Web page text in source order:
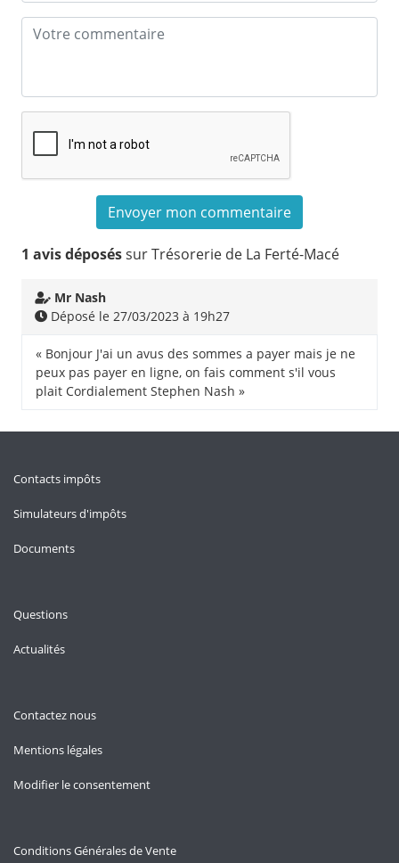
1 avis déposéssur Trésorerie de La Ferté-Macé
Mr Nash
Déposé le 27/03/2023 à 19h27
« Bonjour J'ai un avus des sommes a payer mais je ne
peux pas payer en ligne, on fais comment s'il vous
plait Cordialement Stephen Nash »
Contacts impôts
Simulateurs d'impôts
Documents
Questions
Actualités
Contactez nous
Mentions légales
Modifier le consentement
Conditions Générales de Vente